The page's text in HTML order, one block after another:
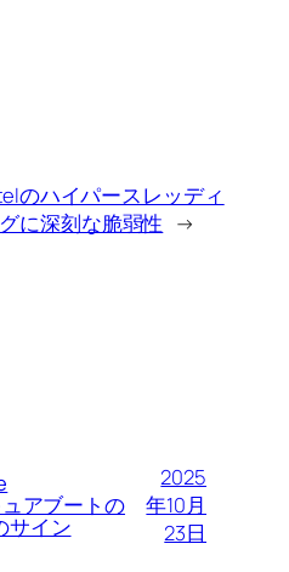
のハイパースレッディ
に深刻な脆弱性 →
アブートの
サイン
2025
年10月
23日